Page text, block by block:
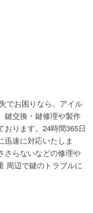
でお困りなら、アイル
鍵交換・鍵修理や製作
ります。24時間365日
迅速に対応いたしま
さらないなどの修理や
周辺で鍵のトラブルに